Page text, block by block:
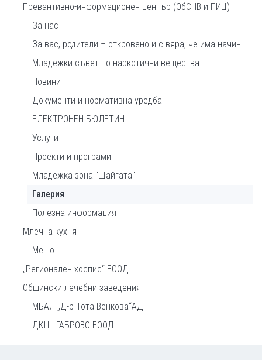
Превантивно-информационен център (ОбСНВ и ПИЦ)
За нас
За вас, родители – откровено и с вяра, че има начин!
Младежки съвет по наркотични вещества
Новини
Документи и нормативна уредба
ЕЛЕКТРОНЕН БЮЛЕТИН
Услуги
Проекти и програми
Младежка зона "Щайгата"
Галерия
Полезна информация
Млечна кухня
Меню
„Регионален хоспис“ ЕООД
Общински лечебни заведения
МБАЛ „Д-р Тота Венкова“АД
ДКЦ I ГАБРОВО ЕООД